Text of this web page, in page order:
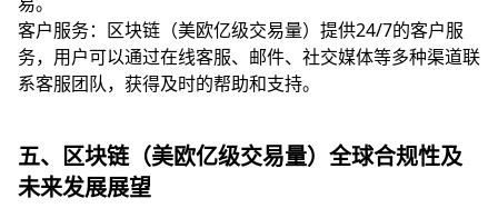
客户服务：区块链（美欧亿级交易量）提供24/7的客户服
务，用户可以通过在线客服、邮件、社交媒体等多种渠道联
系客服团队，获得及时的帮助和支持。
五、区块链（美欧亿级交易量）全球合规性及
未来发展展望